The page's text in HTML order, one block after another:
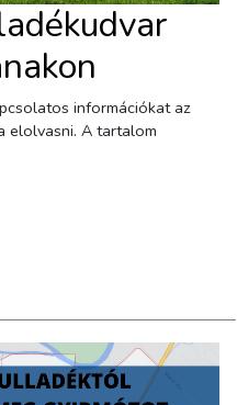
információkat az
elolvasni. A tartalom